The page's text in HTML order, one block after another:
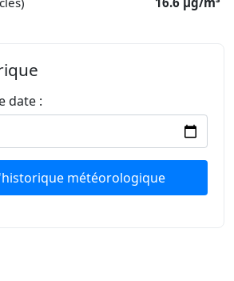
date :
météorologique